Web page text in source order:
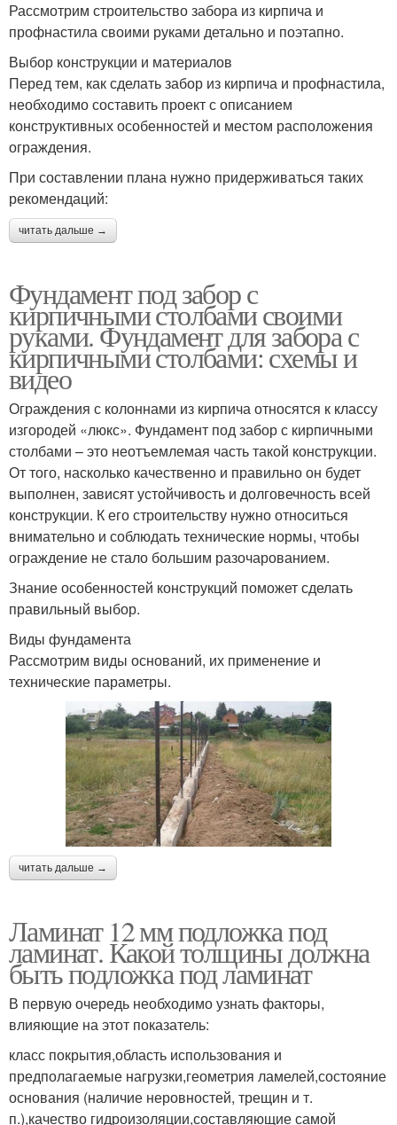
Рассмотрим строительство забора из кирпича и
профнастила своими руками детально и поэтапно.
Выбор конструкции и материалов
Перед тем, как сделать забор из кирпича и профнастила,
необходимо составить проект с описанием
конструктивных особенностей и местом расположения
ограждения.
При составлении плана нужно придерживаться таких
рекомендаций:
читать дальше →
Фундамент под забор с
кирпичными столбами своими
руками. Фундамент для забора с
кирпичными столбами: схемы и
видео
Ограждения с колоннами из кирпича относятся к классу
изгородей «люкс». Фундамент под забор с кирпичными
столбами – это неотъемлемая часть такой конструкции.
От того, насколько качественно и правильно он будет
выполнен, зависят устойчивость и долговечность всей
конструкции. К его строительству нужно относиться
внимательно и соблюдать технические нормы, чтобы
ограждение не стало большим разочарованием.
Знание особенностей конструкций поможет сделать
правильный выбор.
Виды фундамента
Рассмотрим виды оснований, их применение и
технические параметры.
читать дальше →
Ламинат 12 мм подложка под
ламинат. Какой толщины должна
быть подложка под ламинат
В первую очередь необходимо узнать факторы,
влияющие на этот показатель:
класс покрытия,область использования и
предполагаемые нагрузки,геометрия ламелей,состояние
основания (наличие неровностей, трещин и т.
п.),качество гидроизоляции,составляющие самой